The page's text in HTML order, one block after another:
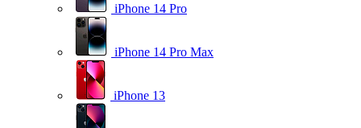
iPhone 14 Pro
iPhone 14 Pro Max
iPhone 13